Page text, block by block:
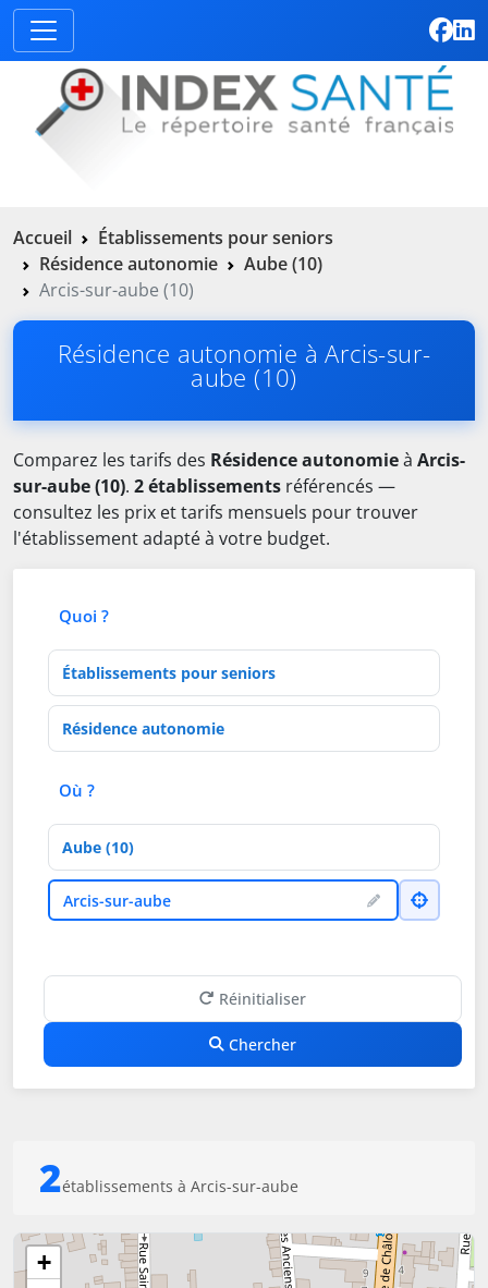
Accueil
Établissements pour seniors
Résidence autonomie
Aube (10)
Arcis-sur-aube (10)
Résidence autonomie à Arcis-sur-
aube (10)
Comparez les tarifs des Résidence autonomieà Arcis-
sur-aube (10). 2 établissements référencés —
consultez les prix et tarifs mensuels pour trouver
l'établissement adapté à votre budget.
Quoi ?
Type d'établissement
Activités de soins
Où ?
Département
VilleArcis-sur-aube
Réinitialiser
Chercher
2établissements à Arcis-sur-aube
+